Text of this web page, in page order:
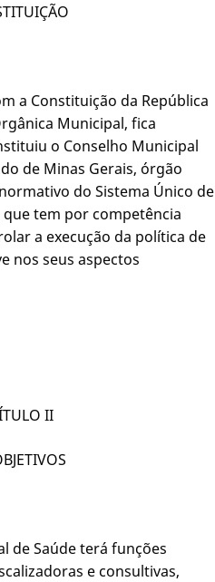
a Constituição da República
Municipal, fica
o Conselho Municipal
de Minas Gerais, órgão
do Sistema Único de
tem por competência
a execução da política de
nos seus aspectos
II
de Saúde terá funções
e consultivas,